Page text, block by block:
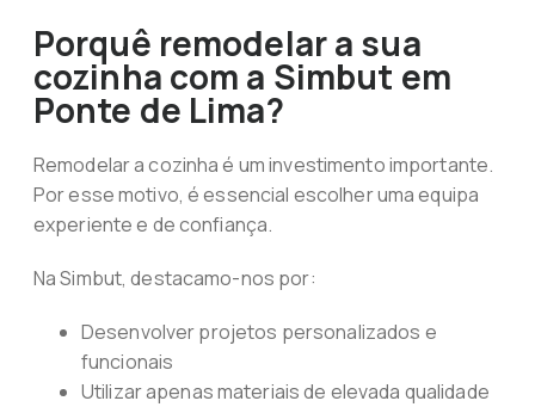
Porquê remodelar a sua
cozinha com a Simbut em
Ponte de Lima?
Remodelar a cozinha é um investimento importante.
Por esse motivo, é essencial escolher uma equipa
experiente e de confiança.
Na Simbut, destacamo-nos por:
Desenvolver projetos personalizados e
funcionais
Utilizar apenas materiais de elevada qualidade